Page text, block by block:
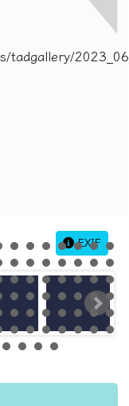
EXIF